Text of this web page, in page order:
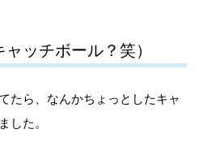
ッチボール？笑）
たら、なんかちょっとしたキャ
した。